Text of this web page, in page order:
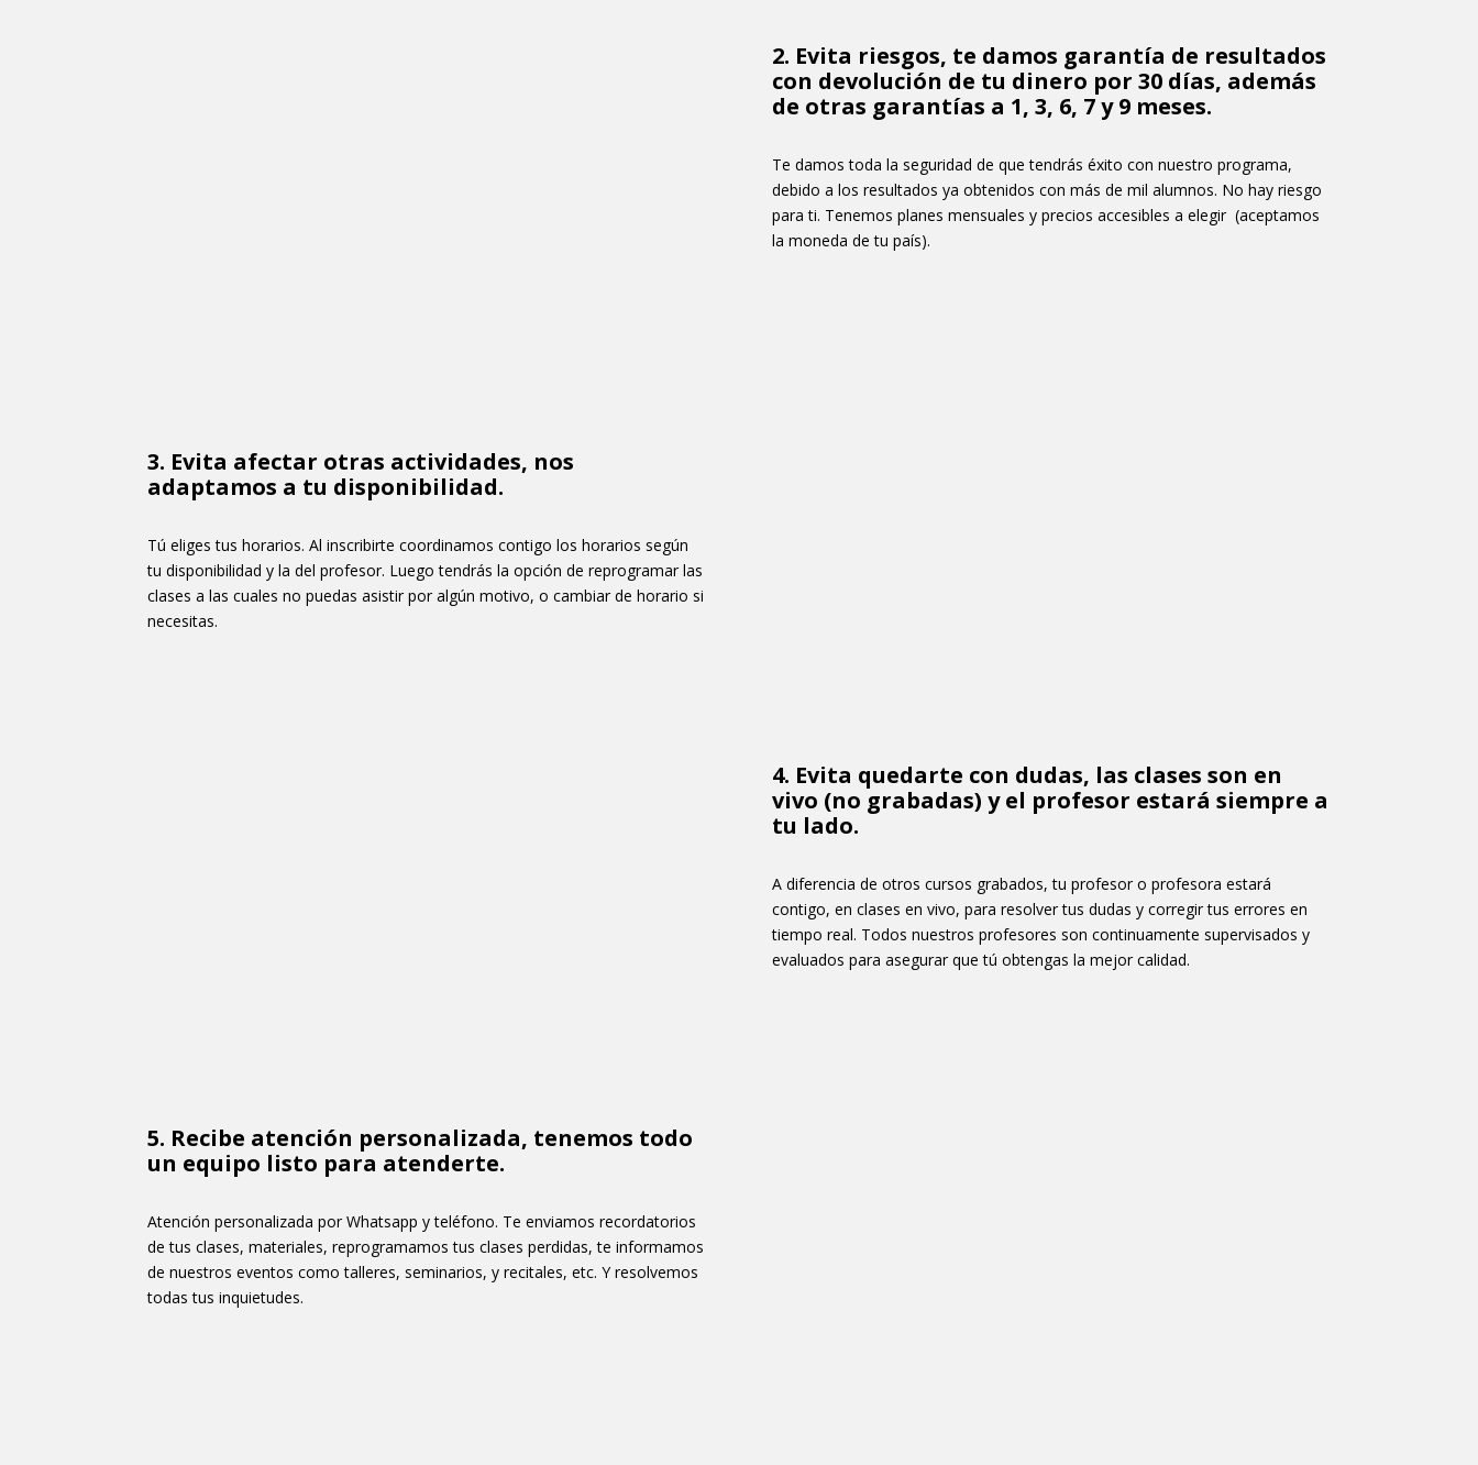
2. Evita riesgos, te damos garantía de resultados
con devolución de tu dinero por 30 días, además
de otras garantías a 1, 3, 6, 7 y 9 meses.
Te damos toda la seguridad de que tendrás éxito con nuestro programa,
debido a los resultados ya obtenidos con más de mil alumnos. No hay riesgo
para ti. Tenemos planes mensuales y precios accesibles a elegir (aceptamos
la moneda de tu país).
3. Evita afectar otras actividades, nos
adaptamos a tu disponibilidad.
Tú eliges tus horarios. Al inscribirte coordinamos contigo los horarios según
tu disponibilidad y la del profesor. Luego tendrás la opción de reprogramar las
clases a las cuales no puedas asistir por algún motivo, o cambiar de horario si
necesitas.
4. Evita quedarte con dudas, las clases son en
vivo (no grabadas) y el profesor estará siempre a
tu lado.
A diferencia de otros cursos grabados, tu profesor o profesora estará
contigo, en clases en vivo, para resolver tus dudas y corregir tus errores en
tiempo real. Todos nuestros profesores son continuamente supervisados y
evaluados para asegurar que tú obtengas la mejor calidad.
5. Recibe atención personalizada, tenemos todo
un equipo listo para atenderte.
Atención personalizada por Whatsapp y teléfono. Te enviamos recordatorios
de tus clases, materiales, reprogramamos tus clases perdidas, te informamos
de nuestros eventos como talleres, seminarios, y recitales, etc. Y resolvemos
todas tus inquietudes.